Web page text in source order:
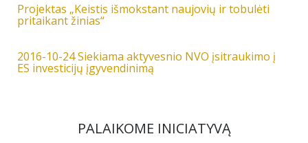
Projektas „Keistis išmokstant naujovių ir tobulėti
pritaikant žinias“
2016-10-24 Siekiama aktyvesnio NVO įsitraukimo į
ES investicijų įgyvendinimą
PALAIKOME INICIATYVĄ